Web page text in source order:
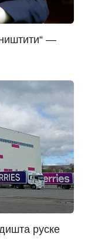
—
руске